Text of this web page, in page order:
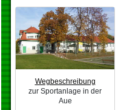
Wegbeschreibung
zur Sportanlage in der
Aue